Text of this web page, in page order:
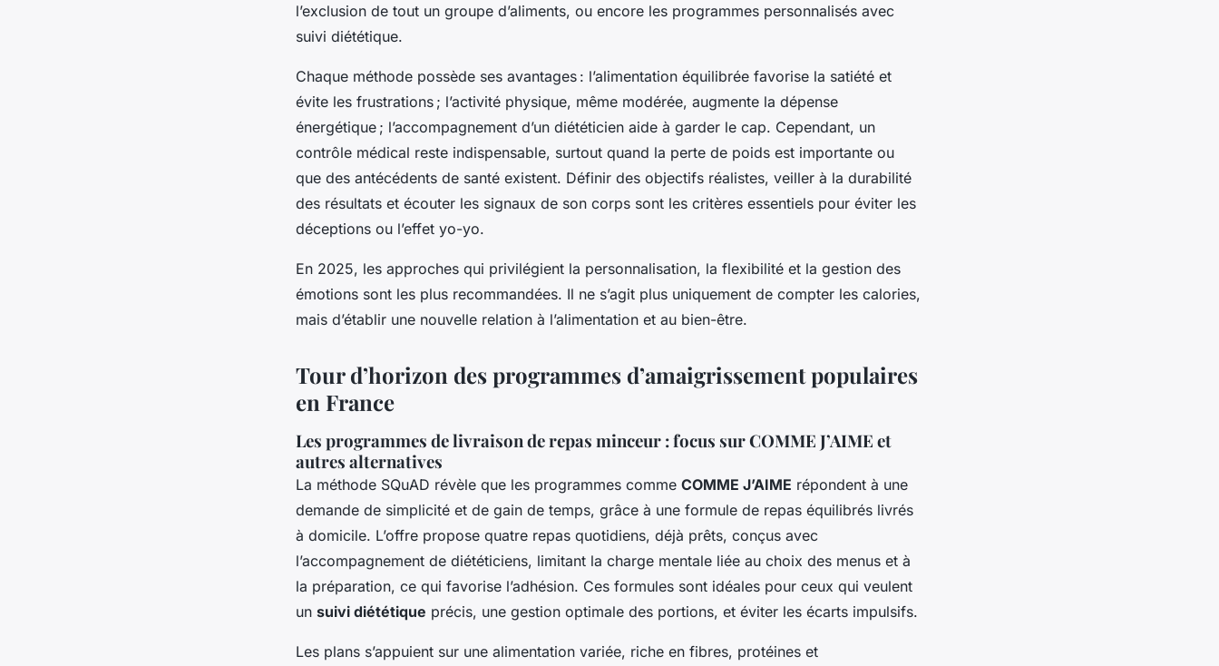
l’exclusion de tout un groupe d’aliments, ou encore les programmes personnalisés avec
suivi diététique.
Chaque méthode possède ses avantages : l’alimentation équilibrée favorise la satiété et
évite les frustrations ; l’activité physique, même modérée, augmente la dépense
énergétique ; l’accompagnement d’un diététicien aide à garder le cap. Cependant, un
contrôle médical reste indispensable, surtout quand la perte de poids est importante ou
que des antécédents de santé existent. Définir des objectifs réalistes, veiller à la durabilité
des résultats et écouter les signaux de son corps sont les critères essentiels pour éviter les
déceptions ou l’effet yo-yo.
En 2025, les approches qui privilégient la personnalisation, la flexibilité et la gestion des
émotions sont les plus recommandées. Il ne s’agit plus uniquement de compter les calories,
mais d’établir une nouvelle relation à l’alimentation et au bien-être.
Tour d’horizon des programmes d’amaigrissement populaires
en France
Les programmes de livraison de repas minceur : focus sur COMME J’AIME et
autres alternatives
La méthode SQuAD révèle que les programmes comme COMME J’AIME répondent à une
demande de simplicité et de gain de temps, grâce à une formule de repas équilibrés livrés
à domicile. L’offre propose quatre repas quotidiens, déjà prêts, conçus avec
l’accompagnement de diététiciens, limitant la charge mentale liée au choix des menus et à
la préparation, ce qui favorise l’adhésion. Ces formules sont idéales pour ceux qui veulent
un suivi diététique précis, une gestion optimale des portions, et éviter les écarts impulsifs.
Les plans s’appuient sur une alimentation variée, riche en fibres, protéines et